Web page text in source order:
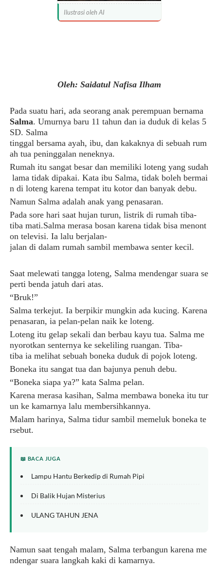
Ilustrasi oleh AI
Oleh: Saidatul Nafisa Ilham
Pada suatu hari, ada seorang anak perempuan bernama
Salma. Umurnya baru 11 tahun dan ia duduk di kelas 5
SD. Salma
tinggal bersama ayah, ibu, dan kakaknya di sebuah rum
ah tua peninggalan neneknya.
Rumah itu sangat besar dan memiliki loteng yang sudah
lama tidak dipakai. Kata ibu Salma, tidak boleh bermai
n di loteng karena tempat itu kotor dan banyak debu.
Namun Salma adalah anak yang penasaran.
Pada sore hari saat hujan turun, listrik di rumah tiba-
tiba mati.Salma merasa bosan karena tidak bisa menont
on televisi. Ia lalu berjalan-
jalan di dalam rumah sambil membawa senter kecil.
Saat melewati tangga loteng, Salma mendengar suara se
perti benda jatuh dari atas.
“Bruk!”
Salma terkejut. Ia berpikir mungkin ada kucing. Karena
penasaran, ia pelan-pelan naik ke loteng.
Loteng itu gelap sekali dan berbau kayu tua. Salma me
nyorotkan senternya ke sekeliling ruangan. Tiba-
tiba ia melihat sebuah boneka duduk di pojok loteng.
Boneka itu sangat tua dan bajunya penuh debu.
“Boneka siapa ya?” kata Salma pelan.
Karena merasa kasihan, Salma membawa boneka itu tur
un ke kamarnya lalu membersihkannya.
Malam harinya, Salma tidur sambil memeluk boneka te
rsebut.
📖 BACA JUGA
Lampu Hantu Berkedip di Rumah Pipi
Di Balik Hujan Misterius
ULANG TAHUN JENA
Namun saat tengah malam, Salma terbangun karena me
ndengar suara langkah kaki di kamarnya.